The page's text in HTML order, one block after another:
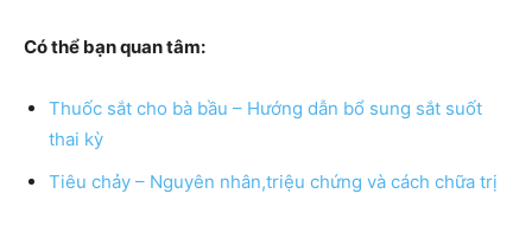
Có thể bạn quan tâm:
Thuốc sắt cho bà bầu – Hướng dẫn bổ sung sắt suốt
thai kỳ
Tiêu chảy – Nguyên nhân,triệu chứng và cách chữa trị